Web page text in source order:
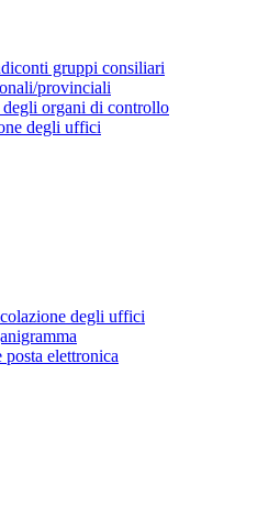
gruppi consiliari
provinciali
organi di controllo
degli uffici
degli uffici
posta elettronica